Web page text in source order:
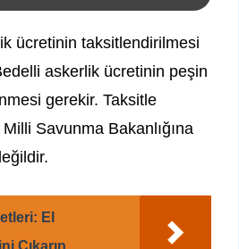
ücretinin taksitlendirilmesi
askerlik ücretinin peşin
gerekir. Taksitle
Savunma Bakanlığına
El
Çıkarın